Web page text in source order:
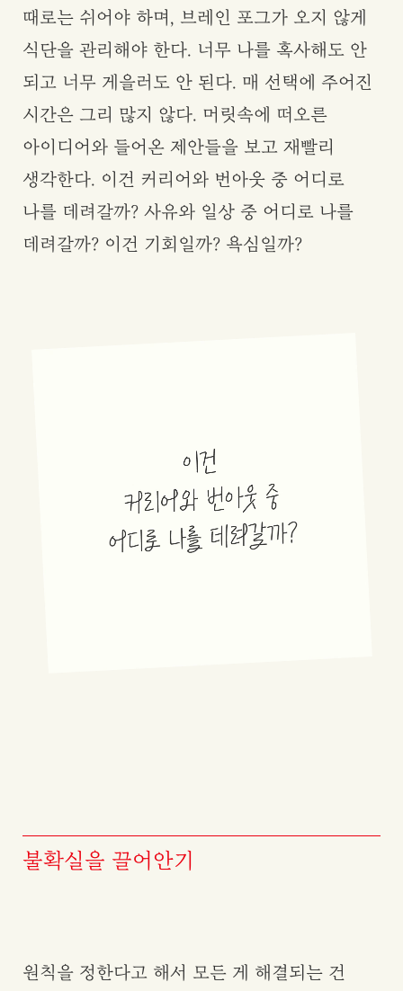
때로는 쉬어야 하며, 브레인 포그가 오지 않게
식단을 관리해야 한다. 너무 나를 혹사해도 안
되고 너무 게을러도 안 된다. 매 선택에 주어진
시간은 그리 많지 않다. 머릿속에 떠오른
아이디어와 들어온 제안들을 보고 재빨리
생각한다. 이건 커리어와 번아웃 중 어디로
나를 데려갈까? 사유와 일상 중 어디로 나를
데려갈까? 이건 기회일까? 욕심일까?
불확실을 끌어안기
원칙을 정한다고 해서 모든 게 해결되는 건